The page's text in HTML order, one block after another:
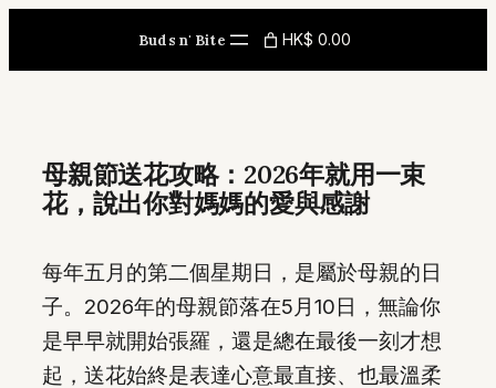
content
Buds n' Bite HK$ 0.00
母親節送花攻略：2026年就用一束
花，說出你對媽媽的愛與感謝
每年五月的第二個星期日，是屬於母親的日
子。2026年的母親節落在5月10日，無論你
是早早就開始張羅，還是總在最後一刻才想
起，送花始終是表達心意最直接、也最溫柔